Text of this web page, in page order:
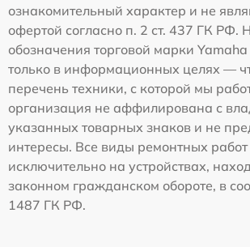
ознакомительный характер и не
офертой согласно п. 2 ст. 437 ГК РФ.
обозначения торговой марки
только в информационных целях —
перечень техники, с которой мы
организация не аффилирована с
указанных товарных знаков и не
интересы. Все виды ремонтных
исключительно на устройствах,
законном гражданском обороте, в
1487 ГК РФ.